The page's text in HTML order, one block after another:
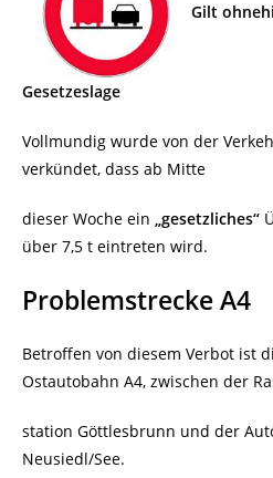
Gilt
Gesetzeslage
Vollmundig wurde von der
verkündet, dass ab Mitte
dieser Woche ein „gesetzliches“
über 7,5 t eintreten wird.
Problemstrecke A4
Betroffen von diesem Verbot ist
Ostautobahn A4, zwischen der
station Göttlesbrunn und der
Neusiedl/See.